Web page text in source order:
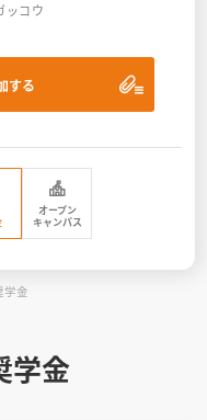
す
）
ッコウ
する
オープン
キャンパス
学金
学金